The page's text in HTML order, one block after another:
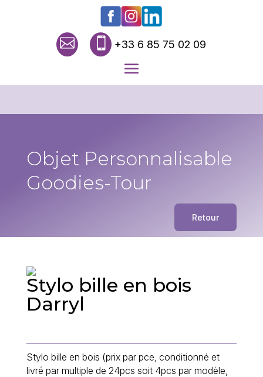
  +33 6 85 75 02 09
Objet Personnalisable
Goodies-Tour
Retour
Stylo bille en bois
Darryl
Stylo bille en bois (prix par pce, conditionné et
livré par multiple de 24pcs soit 4pcs par modèle,